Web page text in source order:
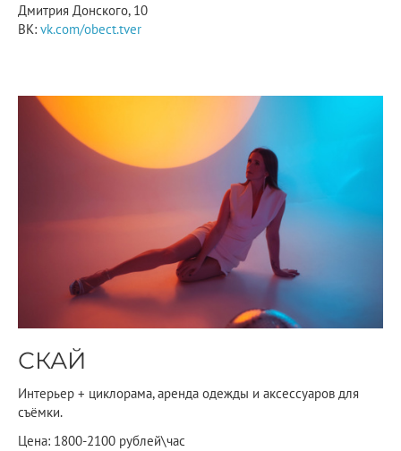
Дмитрия Донского, 10
ВК: vk.com/obect.tver
СКАЙ
Интерьер + циклорама, аренда одежды и аксессуаров для
съёмки.
Цена: 1800-2100 рублей\час